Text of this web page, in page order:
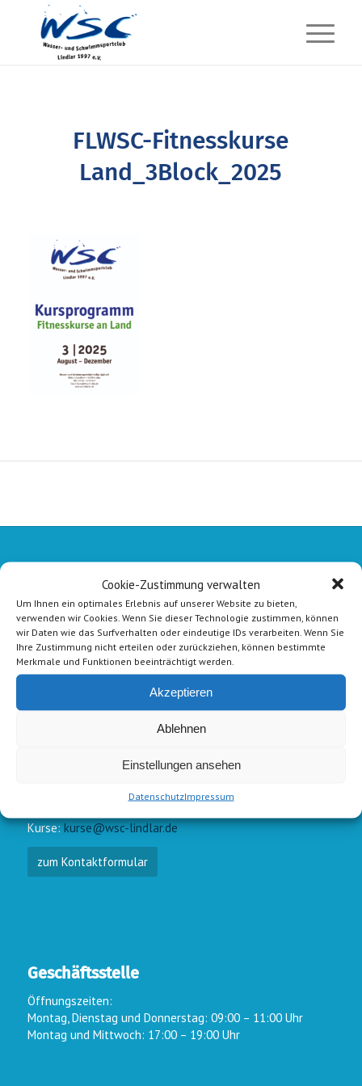
Cookie-Zustimmung verwalten
Um Ihnen ein optimales Erlebnis auf unserer Website zu bieten,
verwenden wir Cookies. Wenn Sie dieser Technologie zustimmen, können
wir Daten wie das Surfverhalten oder eindeutige IDs verarbeiten. Wenn Sie
Ihre Zustimmung nicht erteilen oder zurückziehen, können bestimmte
Merkmale und Funktionen beeinträchtigt werden.
Akzeptieren
Ablehnen
Einstellungen ansehen
DatenschutzImpressum
FLWSC-Fitnesskurse
Land_3Block_2025
E-Mail-Kontakt
info@wsc-lindlar.de
Kurse:kurse@wsc-lindlar.de
zum Kontaktformular
Geschäftsstelle
Öffnungszeiten:
Montag, Dienstag und Donnerstag: 09:00 – 11:00 Uhr
Montag und Mittwoch: 17:00 – 19:00 Uhr